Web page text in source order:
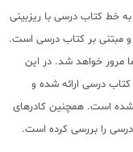
خط کتاب درسی با ریزبینی
و مبتنی بر کتاب درسی است.
مرور خواهد شد. در این
درسی ارائه شده و
شده است. همچنین کادرهای
را بررسی کرده است.